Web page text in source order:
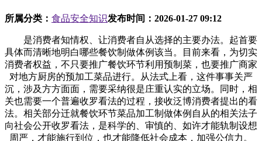
所属分类： 食品安全知识发布时间： 2026-01-27 09:12
是消费者知情权、让消费者自从选择的主要办法。起首要
具体而清晰地明白哪些餐饮制做体例该当。目前来看，为切实
消费者权益，不只要推广餐饮环节利用预制菜，也要推广商家
对地方厨房的预加工菜品进行。从法式上看，这件事事关严
沉，涉及方方面面，需要采纳很是庄重认实的立场。同时，相
关也需要一个普遍收罗看法的过程，接收泛博消费者提出的看
法。相关部分迁就餐饮环节菜品加工制做体例自从的相关法子
向社会公开收罗看法，是科学的、审慎的、如许才能轨制设想
周严，才能施行到位，也才能降低社会成本，加强公信力。